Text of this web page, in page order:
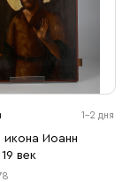
1-2 дня
икона Иоанн
век